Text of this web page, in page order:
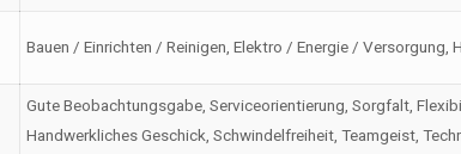
Bauen / Einrichten / Reinigen, Elektro / Energie /
Gute Beobachtungsgabe, Serviceorientierung, Sorgfalt,
Handwerkliches Geschick, Schwindelfreiheit, Teamgeist,